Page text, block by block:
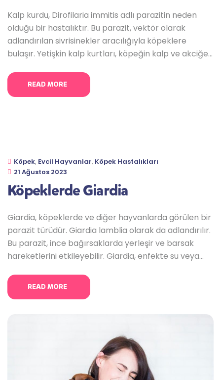
Kalp kurdu, Dirofilaria immitis adlı parazitin neden
olduğu bir hastalıktır. Bu parazit, vektör olarak
adlandırılan sivrisinekler aracılığıyla köpeklere
bulaşır. Yetişkin kalp kurtları, köpeğin kalp ve akciğer
hastalığa genellikle “köpeklerde kalp kurdu” adı
verilir, ancak kedilerde ve diğer hayvan türlerinde de
READ MORE
Köpeklerde Giardia
Köpek, Evcil Hayvanlar, Köpek Hastalıkları
21 Ağustos 2023
Giardia, köpeklerde ve diğer hayvanlarda görülen bir
parazit türüdür. Giardia lamblia olarak da adlandırılır.
Bu parazit, ince bağırsaklarda yerleşir ve barsak
hareketlerini etkileyebilir. Giardia, enfekte su veya
köpekler, dışkılarıyla çevreye parazit yumurtalarını
bırakarak başka hayvanlara ve insanlara
READ MORE